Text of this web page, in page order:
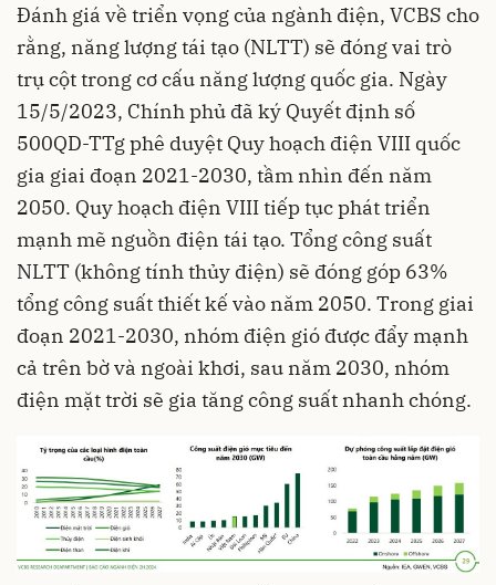
Đánh giá về triển vọng của ngành điện, VCBS cho
rằng, năng lượng tái tạo (NLTT) sẽ đóng vai trò
trụ cột trong cơ cấu năng lượng quốc gia. Ngày
15/5/2023, Chính phủ đã ký Quyết định số
500QD-TTg phê duyệt Quy hoạch điện VIII quốc
gia giai đoạn 2021-2030, tầm nhìn đến năm
2050. Quy hoạch điện VIII tiếp tục phát triển
mạnh mẽ nguồn điện tái tạo. Tổng công suất
NLTT (không tính thủy điện) sẽ đóng góp 63%
tổng công suất thiết kế vào năm 2050. Trong giai
đoạn 2021-2030, nhóm điện gió được đẩy mạnh
cả trên bờ và ngoài khơi, sau năm 2030, nhóm
điện mặt trời sẽ gia tăng công suất nhanh chóng.